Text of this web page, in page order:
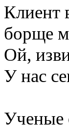
Клиент
борще
Ой,
У нас
Ученые